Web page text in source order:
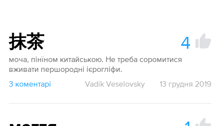
抹茶 4
моча, пінїном китайською. Не треба соромитися
вживати першородні ієрогліфи.
3 коментарі
Vadik Veselovsky 13 грудня 2019